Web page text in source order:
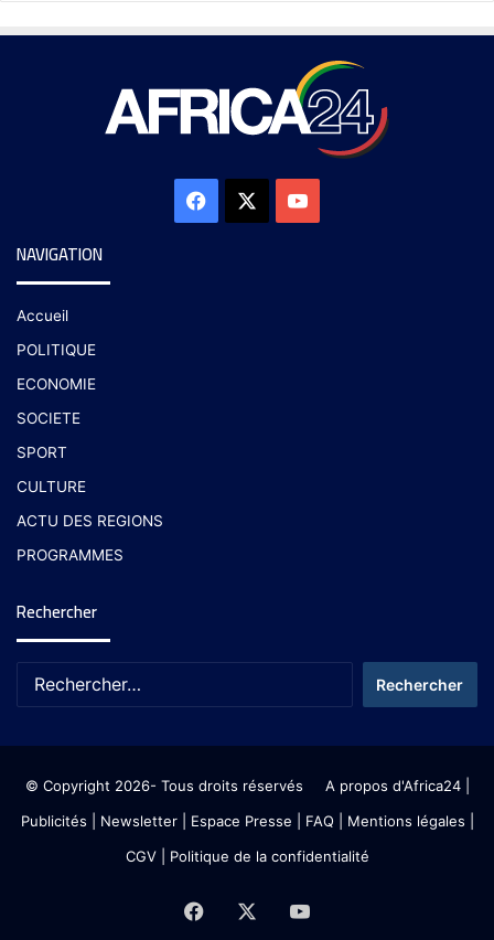
NAVIGATION
Accueil
POLITIQUE
ECONOMIE
SOCIETE
SPORT
CULTURE
ACTU DES REGIONS
PROGRAMMES
Rechercher
© Copyright 2026- Tous droits réservés A propos d'Africa24|
Publicités
Newsletter| Espace Presse | FAQ | Mentions légales
CGV| Politique de la confidentialité